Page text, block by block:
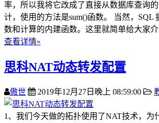
率，所以我将它改成了直接从数据库查询
计，使用的方法是sum()函数。 当然，SQL
数和计算的内建函数。这里就简单给大家
查看详情»
思科NAT动态转发配置
傲世 2019年12月27日晚上 08:59:00
1、我们今天做的拓扑使用了NAT技术，为